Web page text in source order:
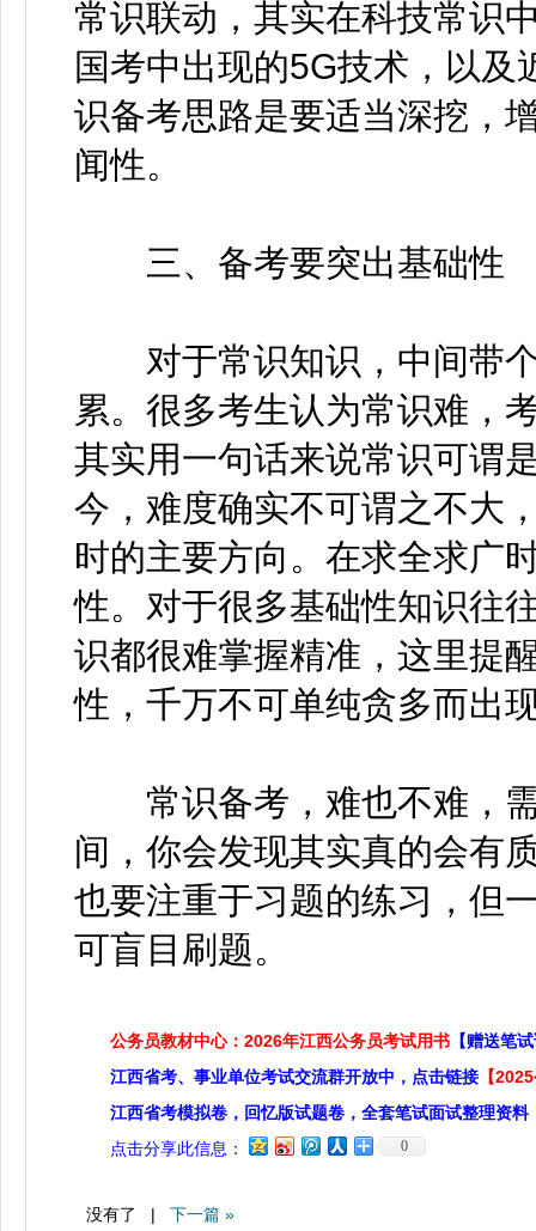
常识联动，其实在科技常识
国考中出现的5G技术，以
识备考思路是要适当深挖，
闻性。
三、备考要突出基础性
对于常识知识，中间带个
累。很多考生认为常识难，
其实用一句话来说常识可谓
今，难度确实不可谓之不大
时的主要方向。在求全求广
性。对于很多基础性知识往
识都很难掌握精准，这里提
性，千万不可单纯贪多而出
常识备考，难也不难，需
间，你会发现其实真的会有
也要注重于习题的练习，但
可盲目刷题。
公务员教材中心：2026年江西公务员考试用书 【赠送笔
江西省考、事业单位考试交流群开放中，点击链接 【
江西省考模拟卷，回忆版试题卷，全套笔试面试整理资料
点击分享此信息：
0
没有了 | 下一篇 »